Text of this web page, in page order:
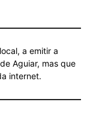
a emitir a
Aguiar, mas que
internet.